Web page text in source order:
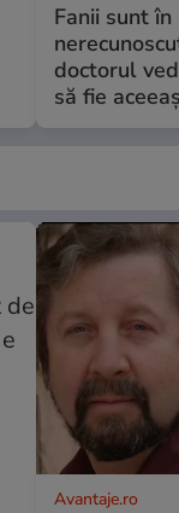
Fanii sunt în
doctorul
să fie
Avantaje.ro